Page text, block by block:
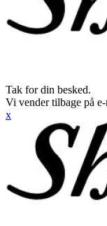
Tak for din besked.
Vi vender tilbage på
x